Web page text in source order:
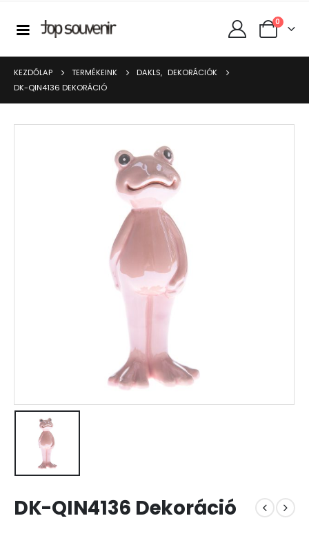
0
KEZDŐLAP TERMÉKEINK DAKLS, DEKORÁCIÓK
DK-QIN4136 DEKORÁCIÓ
DK-QIN4136 Dekoráció